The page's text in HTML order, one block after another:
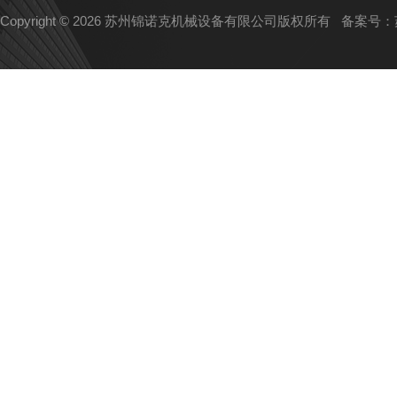
Copyright © 2026 苏州锦诺克机械设备有限公司版权所有 备案号：